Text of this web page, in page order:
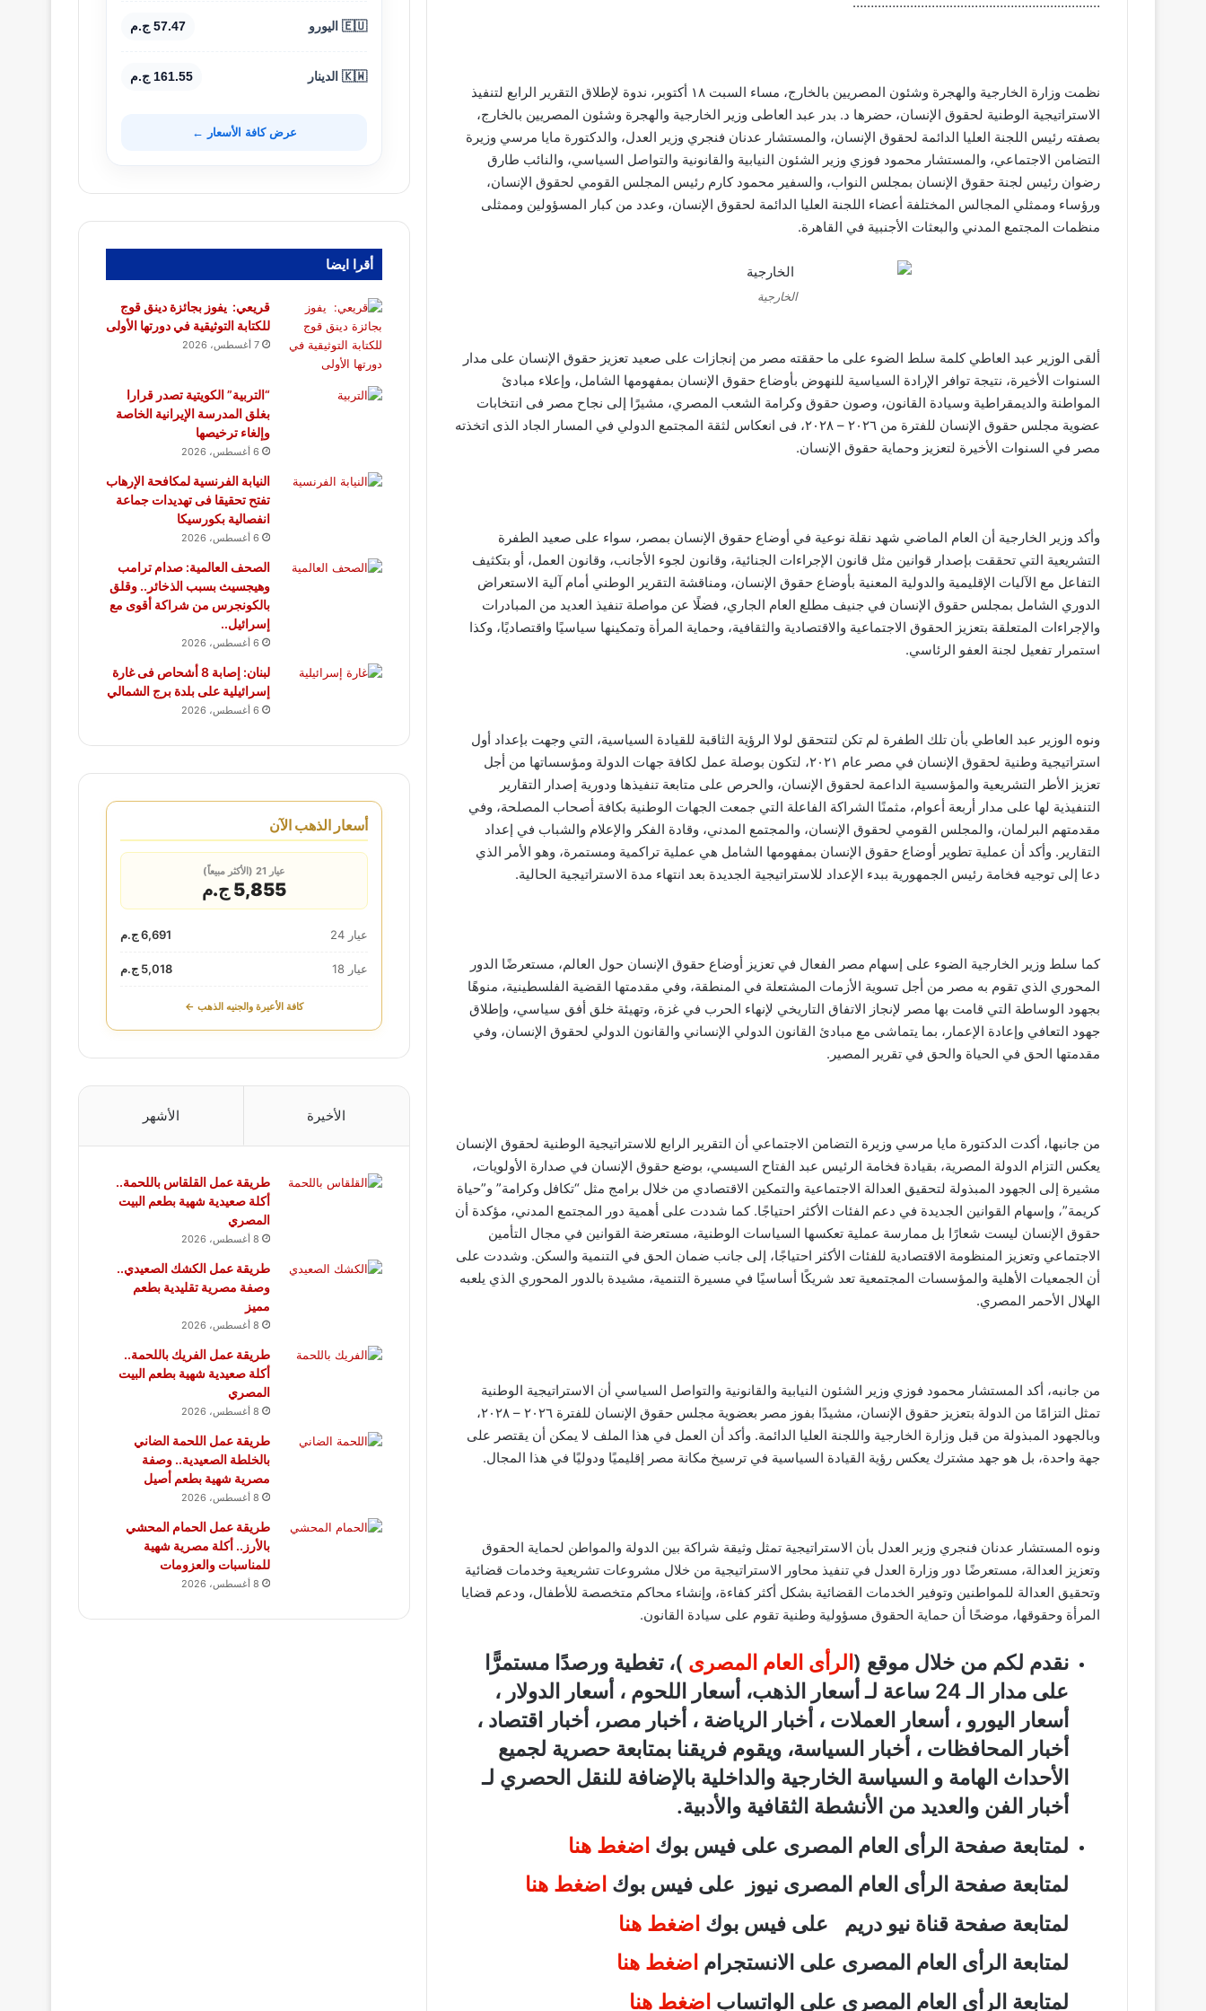
نظمت وزارة الخارجية والهجرة وشئون المصريين بالخارج، مساء السبت ١٨ أكتوبر، ندوة لإطلاق التقرير الرابع لتنفيذ
الاستراتيجية الوطنية لحقوق الإنسان، حضرها د. بدر عبد العاطى وزير الخارجية والهجرة وشئون المصريين بالخارج،
بصفته رئيس اللجنة العليا الدائمة لحقوق الإنسان، والمستشار عدنان فنجري وزير العدل، والدكتورة مايا مرسي وزيرة
التضامن الاجتماعي، والمستشار محمود فوزي وزير الشئون النيابية والقانونية والتواصل السياسي، والنائب طارق
رضوان رئيس لجنة حقوق الإنسان بمجلس النواب، والسفير محمود كارم رئيس المجلس القومي لحقوق الإنسان،
ورؤساء وممثلي المجالس المختلفة أعضاء اللجنة العليا الدائمة لحقوق الإنسان، وعدد من كبار المسؤولين وممثلى
منظمات المجتمع المدني والبعثات الأجنبية في القاهرة.
الخارجية
ألقى الوزير عبد العاطي كلمة سلط الضوء على ما حققته مصر من إنجازات على صعيد تعزيز حقوق الإنسان على مدار
السنوات الأخيرة، نتيجة توافر الإرادة السياسية للنهوض بأوضاع حقوق الإنسان بمفهومها الشامل، وإعلاء مبادئ
المواطنة والديمقراطية وسيادة القانون، وصون حقوق وكرامة الشعب المصري، مشيرًا إلى نجاح مصر فى انتخابات
عضوية مجلس حقوق الإنسان للفترة من ٢٠٢٦ – ٢٠٢٨، فى انعكاس لثقة المجتمع الدولي في المسار الجاد الذى اتخذته
مصر في السنوات الأخيرة لتعزيز وحماية حقوق الإنسان.
وأكد وزير الخارجية أن العام الماضي شهد نقلة نوعية في أوضاع حقوق الإنسان بمصر، سواء على صعيد الطفرة
التشريعية التي تحققت بإصدار قوانين مثل قانون الإجراءات الجنائية، وقانون لجوء الأجانب، وقانون العمل، أو بتكثيف
التفاعل مع الآليات الإقليمية والدولية المعنية بأوضاع حقوق الإنسان، ومناقشة التقرير الوطني أمام آلية الاستعراض
الدوري الشامل بمجلس حقوق الإنسان في جنيف مطلع العام الجاري، فضلًا عن مواصلة تنفيذ العديد من المبادرات
والإجراءات المتعلقة بتعزيز الحقوق الاجتماعية والاقتصادية والثقافية، وحماية المرأة وتمكينها سياسيًا واقتصاديًا، وكذا
استمرار تفعيل لجنة العفو الرئاسي.
ونوه الوزير عبد العاطي بأن تلك الطفرة لم تكن لتتحقق لولا الرؤية الثاقبة للقيادة السياسية، التي وجهت بإعداد أول
استراتيجية وطنية لحقوق الإنسان في مصر عام ٢٠٢١، لتكون بوصلة عمل لكافة جهات الدولة ومؤسساتها من أجل
تعزيز الأطر التشريعية والمؤسسية الداعمة لحقوق الإنسان، والحرص على متابعة تنفيذها ودورية إصدار التقارير
التنفيذية لها على مدار أربعة أعوام، مثمنًا الشراكة الفاعلة التي جمعت الجهات الوطنية بكافة أصحاب المصلحة، وفي
مقدمتهم البرلمان، والمجلس القومي لحقوق الإنسان، والمجتمع المدني، وقادة الفكر والإعلام والشباب في إعداد
التقارير. وأكد أن عملية تطوير أوضاع حقوق الإنسان بمفهومها الشامل هي عملية تراكمية ومستمرة، وهو الأمر الذي
دعا إلى توجيه فخامة رئيس الجمهورية ببدء الإعداد للاستراتيجية الجديدة بعد انتهاء مدة الاستراتيجية الحالية.
كما سلط وزير الخارجية الضوء على إسهام مصر الفعال في تعزيز أوضاع حقوق الإنسان حول العالم، مستعرضًا الدور
المحوري الذي تقوم به مصر من أجل تسوية الأزمات المشتعلة في المنطقة، وفي مقدمتها القضية الفلسطينية، منوهًا
بجهود الوساطة التي قامت بها مصر لإنجاز الاتفاق التاريخي لإنهاء الحرب في غزة، وتهيئة خلق أفق سياسي، وإطلاق
جهود التعافي وإعادة الإعمار، بما يتماشى مع مبادئ القانون الدولي الإنساني والقانون الدولي لحقوق الإنسان، وفي
مقدمتها الحق في الحياة والحق في تقرير المصير.
من جانبها، أكدت الدكتورة مايا مرسي وزيرة التضامن الاجتماعي أن التقرير الرابع للاستراتيجية الوطنية لحقوق الإنسان
يعكس التزام الدولة المصرية، بقيادة فخامة الرئيس عبد الفتاح السيسي، بوضع حقوق الإنسان في صدارة الأولويات،
مشيرة إلى الجهود المبذولة لتحقيق العدالة الاجتماعية والتمكين الاقتصادي من خلال برامج مثل “تكافل وكرامة” و”حياة
كريمة”، وإسهام القوانين الجديدة في دعم الفئات الأكثر احتياجًا. كما شددت على أهمية دور المجتمع المدني، مؤكدة أن
حقوق الإنسان ليست شعارًا بل ممارسة عملية تعكسها السياسات الوطنية، مستعرضة القوانين في مجال التأمين
الاجتماعي وتعزيز المنظومة الاقتصادية للفئات الأكثر احتياجًا، إلى جانب ضمان الحق في التنمية والسكن. وشددت على
أن الجمعيات الأهلية والمؤسسات المجتمعية تعد شريكًا أساسيًا في مسيرة التنمية، مشيدة بالدور المحوري الذي يلعبه
الهلال الأحمر المصري.
من جانبه، أكد المستشار محمود فوزي وزير الشئون النيابية والقانونية والتواصل السياسي أن الاستراتيجية الوطنية
تمثل التزامًا من الدولة بتعزيز حقوق الإنسان، مشيدًا بفوز مصر بعضوية مجلس حقوق الإنسان للفترة ٢٠٢٦ – ٢٠٢٨،
وبالجهود المبذولة من قبل وزارة الخارجية واللجنة العليا الدائمة. وأكد أن العمل في هذا الملف لا يمكن أن يقتصر على
جهة واحدة، بل هو جهد مشترك يعكس رؤية القيادة السياسية في ترسيخ مكانة مصر إقليميًا ودوليًا في هذا المجال.
ونوه المستشار عدنان فنجري وزير العدل بأن الاستراتيجية تمثل وثيقة شراكة بين الدولة والمواطن لحماية الحقوق
وتعزيز العدالة، مستعرضًا دور وزارة العدل في تنفيذ محاور الاستراتيجية من خلال مشروعات تشريعية وخدمات قضائية
وتحقيق العدالة للمواطنين وتوفير الخدمات القضائية بشكل أكثر كفاءة، وإنشاء محاكم متخصصة للأطفال، ودعم قضايا
المرأة وحقوقها، موضحًا أن حماية الحقوق مسؤولية وطنية تقوم على سيادة القانون.
نقدم لكم من خلال موقع ( الرأى العام المصرى )، تغطية ورصدًا مستمرًّا
على مدار الـ 24 ساعة لـ أسعار الذهب، أسعار اللحوم ، أسعار الدولار ،
أسعار اليورو ، أسعار العملات ، أخبار الرياضة ، أخبار مصر، أخبار اقتصاد ،
أخبار المحافظات ، أخبار السياسة، ويقوم فريقنا بمتابعة حصرية لجميع
الأحداث الهامة و السياسة الخارجية والداخلية بالإضافة للنقل الحصري لـ
أخبار الفن والعديد من الأنشطة الثقافية والأدبية.
لمتابعة صفحة الرأى العام المصرى على فيس بوك اضغط هنا
لمتابعة صفحة الرأى العام المصرى نيوز على فيس بوك اضغط هنا
لمتابعة صفحة قناة نيو دريم على فيس بوك اضغط هنا
لمتابعة الرأى العام المصرى على الانستجرام اضغط هنا
لمتابعة الرأى العام المصرى على الواتساب اضغط هنا
🇪🇺 اليورو 57.47 ج.م
🇰🇼 الدينار 161.55 ج.م
عرض كافة الأسعار ←
أقرا ايضا
قريعي: يفوز بجائزة دينق قوج
للكتابة التوثيقية في دورتها الأولى
7 أغسطس، 2026
“التربية” الكويتية تصدر قرارا
بغلق المدرسة الإيرانية الخاصة
وإلغاء ترخيصها
6 أغسطس، 2026
النيابة الفرنسية لمكافحة الإرهاب
تفتح تحقيقا فى تهديدات جماعة
انفصالية بكورسيكا
6 أغسطس، 2026
الصحف العالمية: صدام ترامب
وهيجسيث بسبب الذخائر.. وقلق
بالكونجرس من شراكة أقوى مع
إسرائيل..
6 أغسطس، 2026
لبنان: إصابة 8 أشحاص فى غارة
إسرائيلية على بلدة برج الشمالي
6 أغسطس، 2026
أسعار الذهب الآن
عيار 21 (الأكثر مبيعاً)
5,855 ج.م
عيار 24 6,691 ج.م
عيار 18 5,018 ج.م
كافة الأعيرة والجنيه الذهب ←
الأخيرة الأشهر
طريقة عمل القلقاس باللحمة..
أكلة صعيدية شهية بطعم البيت
المصري
8 أغسطس، 2026
طريقة عمل الكشك الصعيدي..
وصفة مصرية تقليدية بطعم
مميز
8 أغسطس، 2026
طريقة عمل الفريك باللحمة..
أكلة صعيدية شهية بطعم البيت
المصري
8 أغسطس، 2026
طريقة عمل اللحمة الضاني
بالخلطة الصعيدية.. وصفة
مصرية شهية بطعم أصيل
8 أغسطس، 2026
طريقة عمل الحمام المحشي
بالأرز.. أكلة مصرية شهية
للمناسبات والعزومات
8 أغسطس، 2026